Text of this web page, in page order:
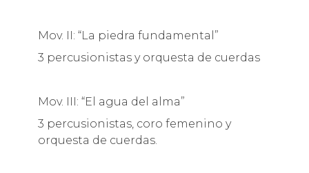
Mov. II: “La piedra fundamental”
3 percusionistas y orquesta de cuerdas
Mov. III: “El agua del alma”
3 percusionistas, coro femenino y
orquesta de cuerdas.